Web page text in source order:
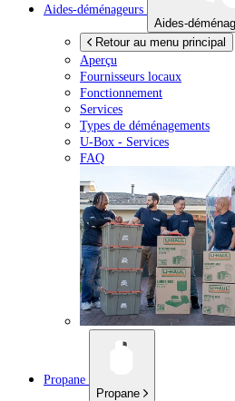
Aides-déménageurs
Aides-
Retour au menu principal
Aperçu
Fournisseurs locaux
Fonctionnement
Services
Types de déménagements
U-Box - Services
FAQ
Propane
Propane